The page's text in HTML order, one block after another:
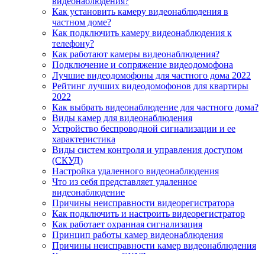
Как установить камеру видеонаблюдения в
частном доме?
Как подключить камеру видеонаблюдения к
телефону?
Как работают камеры видеонаблюдения?
Подключение и сопряжение видеодомофона
Лучшие видеодомофоны для частного дома 2022
Рейтинг лучших видеодомофонов для квартиры
2022
Как выбрать видеонаблюдение для частного дома?
Виды камер для видеонаблюдения
Устройство беспроводной сигнализации и ее
характеристика
Виды систем контроля и управления доступом
(СКУД)
Настройка удаленного видеонаблюдения
Что из себя представляет удаленное
видеонаблюдение
Причины неисправности видеорегистратора
Как подключить и настроить видеорегистратор
Как работает охранная сигнализация
Принцип работы камер видеонаблюдения
Причины неисправности камер видеонаблюдения